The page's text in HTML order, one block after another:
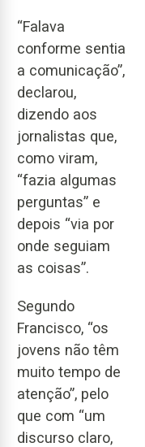
“Falava
conforme sentia
a comunicação”,
declarou,
dizendo aos
jornalistas que,
como viram,
“fazia algumas
perguntas” e
depois “via por
onde seguiam
as coisas”.
Segundo
Francisco, “os
jovens não têm
muito tempo de
atenção”, pelo
que com “um
discurso claro,